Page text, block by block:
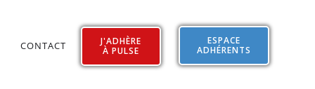
CONTACT
J'ADHÈRE
À PULSE
ESPACE
ADHÉRENTS